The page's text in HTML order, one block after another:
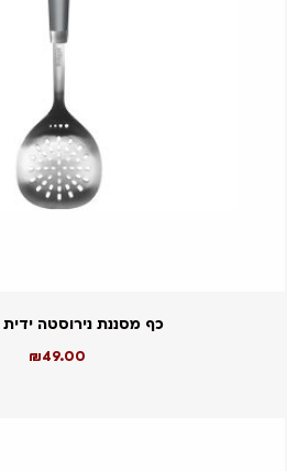
כף מסננת נירוסטה
49.00
₪